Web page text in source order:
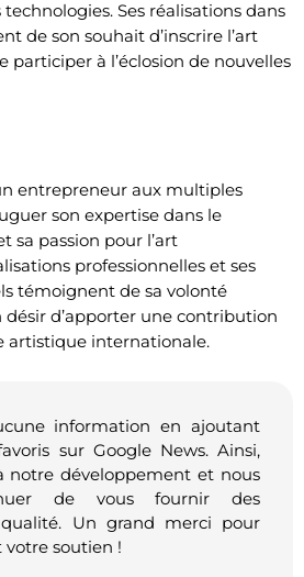
Ses réalisations dans
de son souhait d’inscrire l’art
participer à l’éclosion de nouvelles
entrepreneur aux multiples
son expertise dans le
sa passion pour l’art
professionnelles et ses
témoignent de sa volonté
désir d’apporter une contribution
artistique internationale.
information en ajoutant
sur Google News. Ainsi,
notre développement et nous
de vous fournir des
Un grand merci pour
soutien !